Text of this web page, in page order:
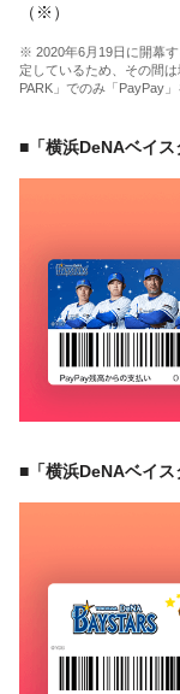
（※）
※ 2020年6月19日に開幕
定しているため、その間
PARK」でのみ「PayPay
■「横浜DeNAベイス
■「横浜DeNAベイス